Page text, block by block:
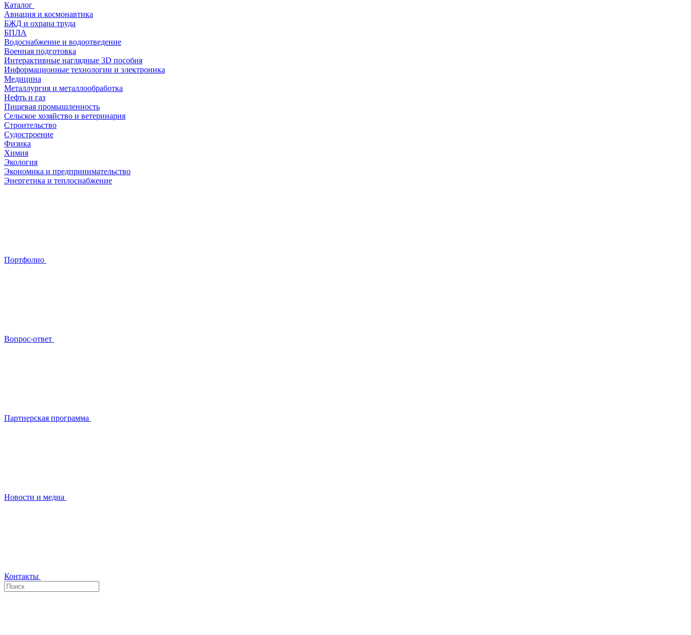
Каталог
Авиация и космонавтика
БЖД и охрана труда
БПЛА
Водоснабжение и водоотведение
Военная подготовка
Интерактивные наглядные 3D пособия
Информационные технологии и электроника
Медицина
Металлургия и металлообработка
Нефть и газ
Пищевая промышленность
Сельское хозяйство и ветеринария
Строительство
Судостроение
Физика
Химия
Экология
Экономика и предпринимательство
Энергетика и теплоснабжение
Портфолио
Вопрос-ответ
Партнерская программа
Новости и медиа
Контакты